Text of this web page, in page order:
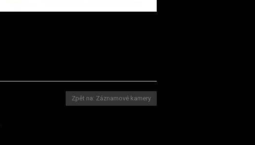
Zpět na: Záznamové kamery